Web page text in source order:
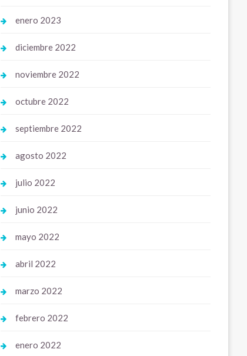
enero 2023
diciembre 2022
noviembre 2022
octubre 2022
septiembre 2022
agosto 2022
julio 2022
junio 2022
mayo 2022
abril 2022
marzo 2022
febrero 2022
enero 2022